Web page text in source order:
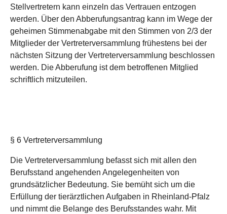
Stellvertretern kann einzeln das Vertrauen entzogen
werden. Über den Abberufungsantrag kann im Wege der
geheimen Stimmenabgabe mit den Stimmen von 2/3 der
Mitglieder der Vertreterversammlung frühestens bei der
nächsten Sitzung der Vertreterversammlung beschlossen
werden. Die Abberufung ist dem betroffenen Mitglied
schriftlich mitzuteilen.
§ 6 Vertreterversammlung
Die Vertreterversammlung befasst sich mit allen den
Berufsstand angehenden Angelegenheiten von
grundsätzlicher Bedeutung. Sie bemüht sich um die
Erfüllung der tierärztlichen Aufgaben in Rheinland-Pfalz
und nimmt die Belange des Berufsstandes wahr. Mit